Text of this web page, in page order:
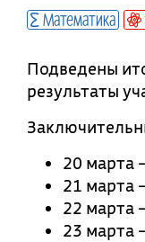
Математика
Подведены
результаты
20 марта
21 марта
22 марта
23 марта